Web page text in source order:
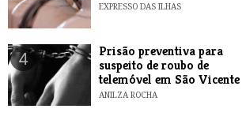
EXPRESSO DAS ILHAS
4
Prisão preventiva para
suspeito de roubo de
telemóvel em São Vicente
ANILZA ROCHA